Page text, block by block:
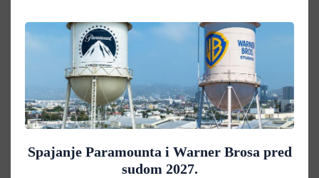
Spajanje Paramounta i Warner Brosa pred
sudom 2027.